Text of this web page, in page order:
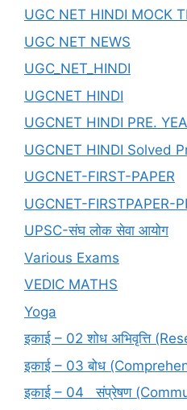
UGC NET HINDI MOCK
UGC NET NEWS
UGC_NET_HINDI
UGCNET HINDI
UGCNET HINDI PRE.
UGCNET HINDI Solved
UGCNET-FIRST-PAPER
UGCNET-FIRSTPAPER-
UPSC-संघ लोक सेवा आयोग
Various Exams
VEDIC MATHS
Yoga
इकाई – 02 शोध अभिवृत्ति
इकाई – 03 बोध
इकाई – 04 संप्रेषण